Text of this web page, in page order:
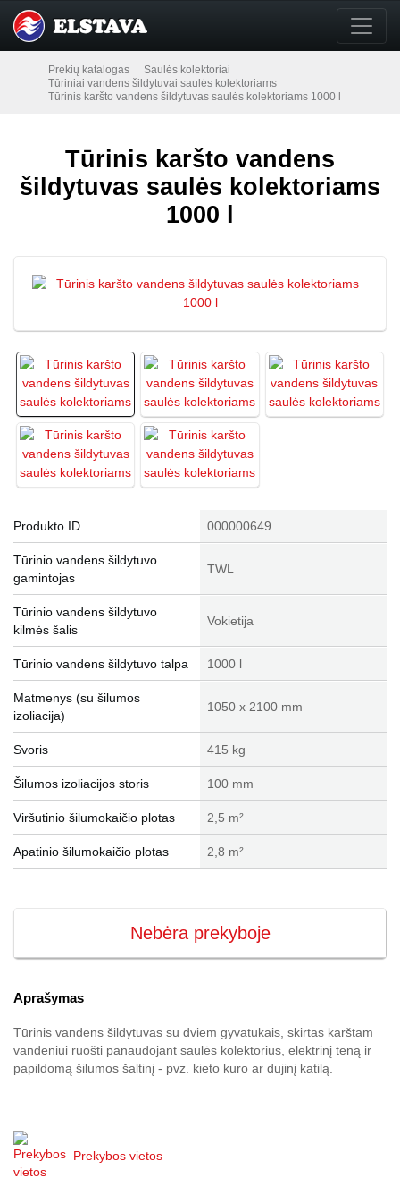
Prekių katalogas
Saulės kolektoriai
Tūriniai vandens šildytuvai saulės kolektoriams
Tūrinis karšto vandens šildytuvas saulės kolektoriams 1000 l
Tūrinis karšto vandens
šildytuvas saulės kolektoriams
1000 l
Produkto ID 000000649
Tūrinio vandens šildytuvo
gamintojas
TWL
Tūrinio vandens šildytuvo
kilmės šalis
Vokietija
Tūrinio vandens šildytuvo talpa 1000 l
Matmenys (su šilumos
izoliacija)
1050 x 2100 mm
Svoris 415 kg
Šilumos izoliacijos storis 100 mm
Viršutinio šilumokaičio plotas 2,5 m²
Apatinio šilumokaičio plotas 2,8 m²
Nebėra prekyboje
Aprašymas
Tūrinis vandens šildytuvas su dviem gyvatukais, skirtas karštam
vandeniui ruošti panaudojant saulės kolektorius, elektrinį teną ir
papildomą šilumos šaltinį - pvz. kieto kuro ar dujinį katilą.
Prekybos vietos